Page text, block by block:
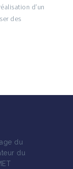
d’un
des
du
du